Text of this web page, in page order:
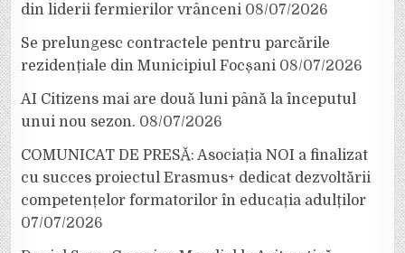
din liderii fermierilor vrânceni 08/07/2026
Se prelungesc contractele pentru parcările
rezidențiale din Municipiul Focșani 08/07/2026
AI Citizens mai are două luni până la începutul
unui nou sezon. 08/07/2026
COMUNICAT DE PRESĂ: Asociația NOI a finalizat
cu succes proiectul Erasmus+ dedicat dezvoltării
competențelor formatorilor în educația adulților
07/07/2026